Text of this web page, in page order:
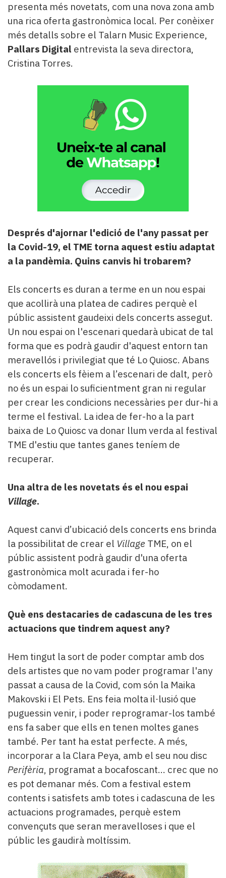
presenta més novetats, com una nova zona amb
una rica oferta gastronòmica local. Per conèixer
més detalls sobre el Talarn Music Experience,
Pallars Digital entrevista la seva directora,
Cristina Torres.
Després d'ajornar l'edició de l'any passat per
la Covid-19, el TME torna aquest estiu adaptat
a la pandèmia. Quins canvis hi trobarem?
Els concerts es duran a terme en un nou espai
que acollirà una platea de cadires perquè el
públic assistent gaudeixi dels concerts assegut.
Un nou espai on l'escenari quedarà ubicat de tal
forma que es podrà gaudir d'aquest entorn tan
meravellós i privilegiat que té Lo Quiosc. Abans
els concerts els fèiem a l’escenari de dalt, però
no és un espai lo suficientment gran ni regular
per crear les condicions necessàries per dur-hi a
terme el festival. La idea de fer-ho a la part
baixa de Lo Quiosc va donar llum verda al festival
TME d'estiu que tantes ganes teníem de
recuperar.
Una altra de les novetats és el nou espai
Village.
Aquest canvi d’ubicació dels concerts ens brinda
la possibilitat de crear el Village TME, on el
públic assistent podrà gaudir d'una oferta
gastronòmica molt acurada i fer-ho
còmodament.
Què ens destacaries de cadascuna de les tres
actuacions que tindrem aquest any?
Hem tingut la sort de poder comptar amb dos
dels artistes que no vam poder programar l'any
passat a causa de la Covid, com són la Maika
Makovski i El Pets. Ens feia molta il·lusió que
puguessin venir, i poder reprogramar-los també
ens fa saber que ells en tenen moltes ganes
també. Per tant ha estat perfecte. A més,
incorporar a la Clara Peya, amb el seu nou disc
Perifèria, programat a bocafoscant... crec que no
es pot demanar més. Com a festival estem
contents i satisfets amb totes i cadascuna de les
actuacions programades, perquè estem
convençuts que seran meravelloses i que el
públic les gaudirà moltíssim.